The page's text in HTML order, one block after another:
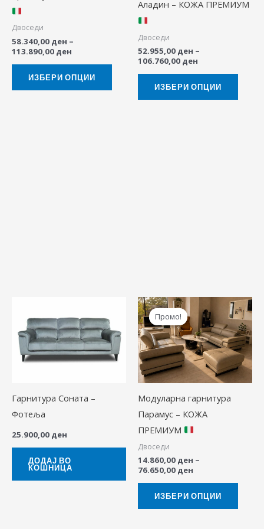
Двоседи
58.340,00 ден –
113.890,00 ден
ИЗБЕРИ ОПЦИИ
chosen
Аладин – КОЖА ПРЕМИУМ
Двоседи
52.955,00 ден –
106.760,00 ден
ИЗБЕРИ ОПЦИИ
may
page
Гарнитура Соната –
Фотеља
25.900,00 ден
ДОДАЈ ВО
КОШНИЦА
Промо!
Промо!
Модуларна гарнитура
Парамус – КОЖА
ПРЕМИУМ
Двоседи
14.860,00 ден –
76.650,00 ден
range:
14.860,00 ден
through
76.650,00 ден
ИЗБЕРИ ОПЦИИ
This
has
The
page